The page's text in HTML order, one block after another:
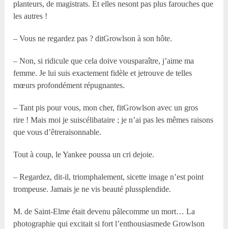
planteurs, de magistrats. Et elles nesont pas plus farouches que
les autres !
– Vous ne regardez pas ? ditGrowlson à son hôte.
– Non, si ridicule que cela doive vousparaître, j’aime ma
femme. Je lui suis exactement fidèle et jetrouve de telles
mœurs profondément répugnantes.
– Tant pis pour vous, mon cher, fitGrowlson avec un gros
rire ! Mais moi je suiscélibataire ; je n’ai pas les mêmes raisons
que vous d’êtreraisonnable.
Tout à coup, le Yankee poussa un cri dejoie.
– Regardez, dit-il, triomphalement, sicette image n’est point
trompeuse. Jamais je ne vis beauté plussplendide.
M. de Saint-Elme était devenu pâlecomme un mort… La
photographie qui excitait si fort l’enthousiasmede Growlson